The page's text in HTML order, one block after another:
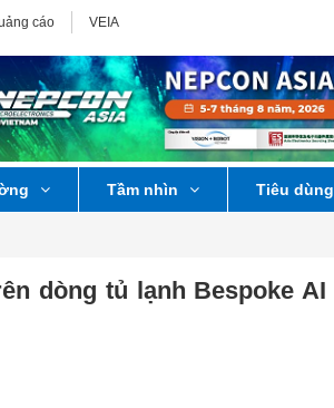
cáo VEIA
Tầm nhìn Tiêu dùng
dòng tủ lạnh Bespoke AI